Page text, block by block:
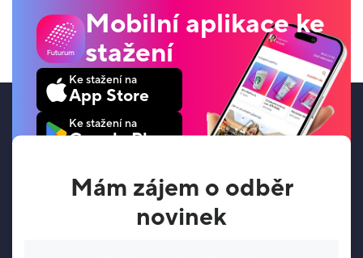
Mobilní aplikace ke
stažení
Ke stažení na
App Store
Ke stažení na
Google Play
Mám zájem o odběr
novinek